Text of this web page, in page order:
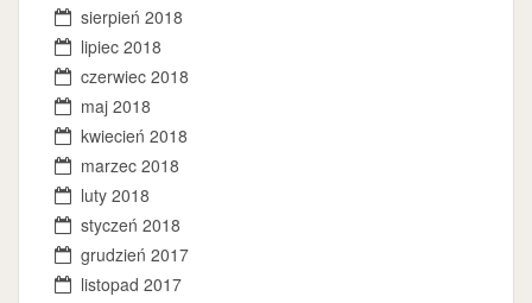
sierpień 2018
lipiec 2018
czerwiec 2018
maj 2018
kwiecień 2018
marzec 2018
luty 2018
styczeń 2018
grudzień 2017
listopad 2017